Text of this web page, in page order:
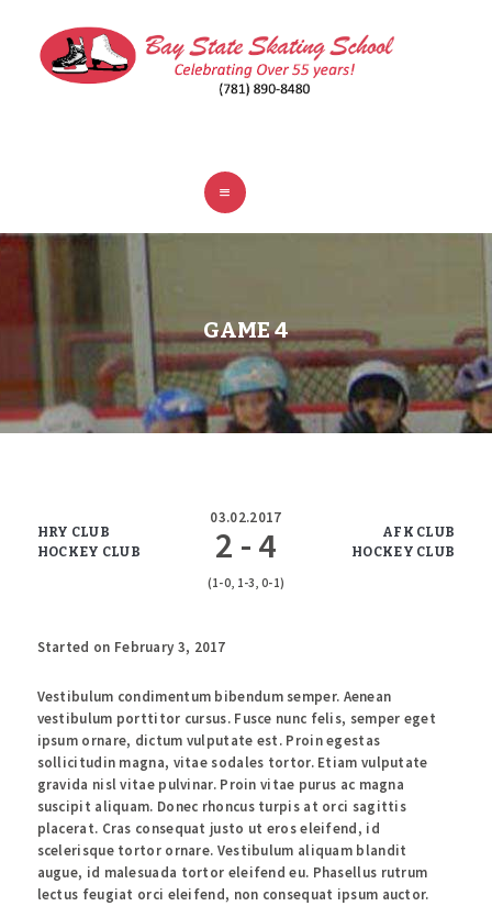
GAME 4
CLASSES
REGISTER
POLICIES
CONTACT
HRY CLUB
HOCKEY CLUB
03.02.2017
2 - 4
(1-0, 1-3, 0-1)
AFK CLUB
HOCKEY CLUB
Started on February 3, 2017
Vestibulum condimentum bibendum semper. Aenean
vestibulum porttitor cursus. Fusce nunc felis, semper eget
ipsum ornare, dictum vulputate est. Proin egestas
sollicitudin magna, vitae sodales tortor. Etiam vulputate
gravida nisl vitae pulvinar. Proin vitae purus ac magna
suscipit aliquam. Donec rhoncus turpis at orci sagittis
placerat. Cras consequat justo ut eros eleifend, id
scelerisque tortor ornare. Vestibulum aliquam blandit
augue, id malesuada tortor eleifend eu. Phasellus rutrum
lectus feugiat orci eleifend, non consequat ipsum auctor.